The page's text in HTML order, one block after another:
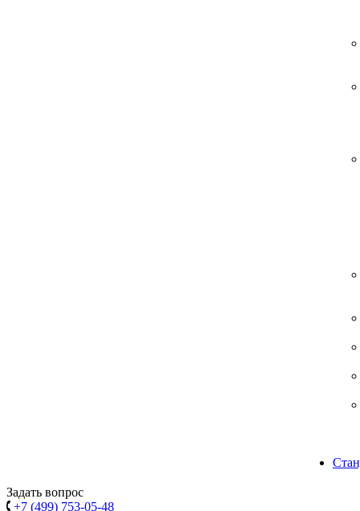
Задать вопрос
+7 (499) 753-05-48